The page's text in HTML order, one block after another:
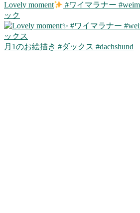
Lovely moment
#ワイマラナー
ック
月1のお絵描き #ダックス #dachshund